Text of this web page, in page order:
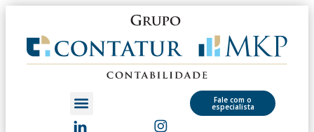
Fale com o
especialista